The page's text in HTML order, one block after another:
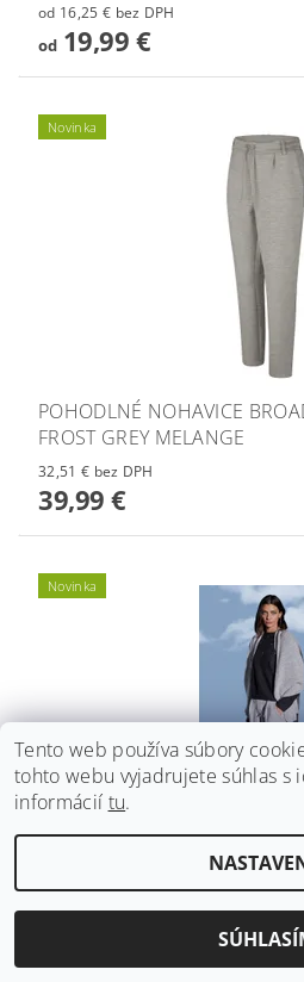
od 16,25 € bez DPH
od19,99 €
Novinka
POHODLNÉ NOHAVICE
FROST GREY MELANGE
32,51 € bez DPH
39,99 €
Novinka
POHODLNÉ NOHAVICE
LIGHT GREY MELANGE
Tento web používa súbory
tohto webu vyjadrujete súhlas s
informácií tu.